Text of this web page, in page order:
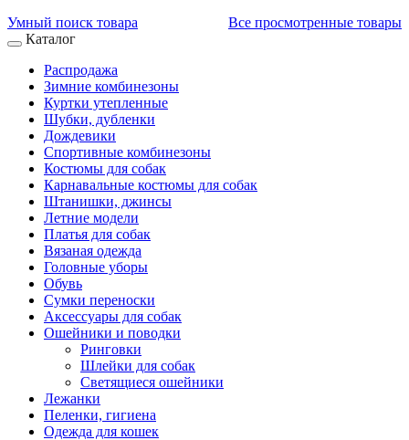
Все просмотренные товары
Умный поиск товара
Каталог
Распродажа
Зимние комбинезоны
Куртки утепленные
Шубки, дубленки
Дождевики
Спортивные комбинезоны
Костюмы для собак
Карнавальные костюмы для собак
Штанишки, джинсы
Летние модели
Платья для собак
Вязаная одежда
Головные уборы
Обувь
Сумки переноски
Аксессуары для собак
Ошейники и поводки
Ринговки
Шлейки для собак
Светящиеся ошейники
Лежанки
Пеленки, гигиена
Одежда для кошек